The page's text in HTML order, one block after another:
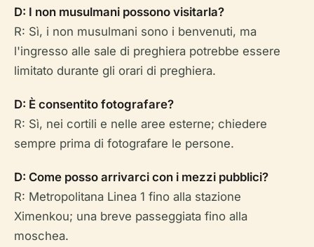
D: I non musulmani possono visitarla?
R: Sì, i non musulmani sono i benvenuti, ma
l'ingresso alle sale di preghiera potrebbe essere
limitato durante gli orari di preghiera.
D: È consentito fotografare?
R: Sì, nei cortili e nelle aree esterne; chiedere
sempre prima di fotografare le persone.
D: Come posso arrivarci con i mezzi pubblici?
R: Metropolitana Linea 1 fino alla stazione
Ximenkou; una breve passeggiata fino alla
moschea.